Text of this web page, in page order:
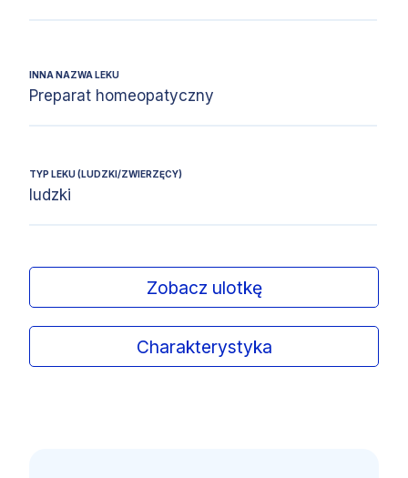
INNA NAZWA LEKU
Preparat homeopatyczny
TYP LEKU (LUDZKI/ZWIERZĘCY)
ludzki
Zobacz ulotkę
Charakterystyka